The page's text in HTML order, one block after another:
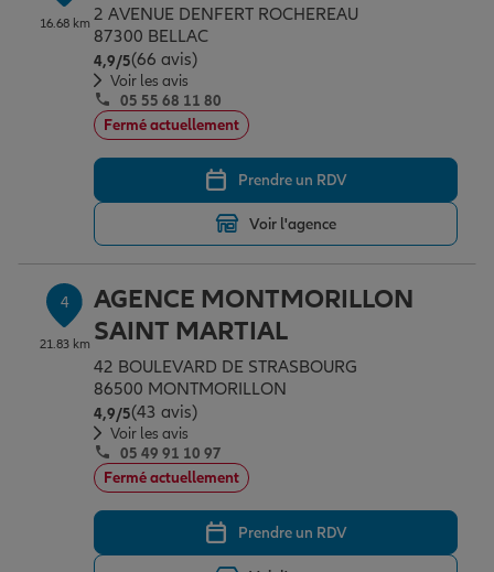
Assurance scolaire
Protection juridique
Retraite
Tous nos devis d'assurance
16.68 km 2 AVENUE DENFERT ROCHEREAU
87300 BELLAC
4,9/5Note de 4.9 sur 5
(66 avis)
Voir les avis
05 55 68 11 80
Fermé actuellement
Prendre un RDV
Voir l'agence
4
21.83 km
AGENCE MONTMORILLON
SAINT MARTIAL
42 BOULEVARD DE STRASBOURG
86500 MONTMORILLON
4,9/5Note de 4.9 sur 5
(43 avis)
Voir les avis
05 49 91 10 97
Fermé actuellement
Prendre un RDV